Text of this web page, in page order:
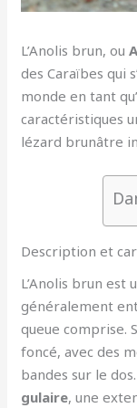
L’Anolis brun, ou
des Caraïbes qui
monde en tant
caractéristiques
lézard brunâtre
Description et
L’Anolis brun
généralement
queue comprise.
foncé, avec des
bandes sur le
gulaire, une